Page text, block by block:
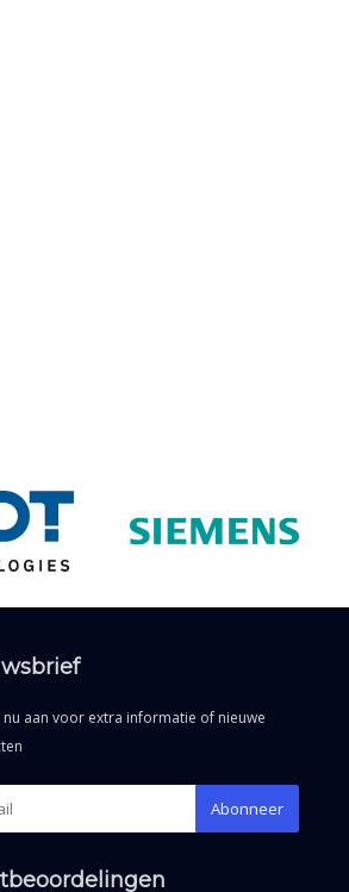
nu aan voor extra informatie of nieuwe
Abonneer